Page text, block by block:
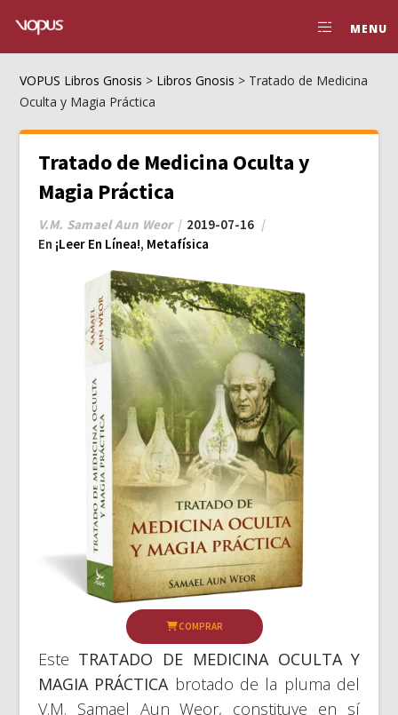
MENU
VOPUS Libros Gnosis > Libros Gnosis > Tratado de Medicina
Oculta y Magia Práctica
Tratado de Medicina Oculta y
Magia Práctica
V.M. Samael Aun Weor
2019-07-16
En ¡Leer En Línea!, Metafísica
COMPRAR
Este TRATADO DE MEDICINA OCULTA Y
MAGIA PRÁCTICAbrotado de la pluma del
V.M. Samael Aun Weor, constituye en sí